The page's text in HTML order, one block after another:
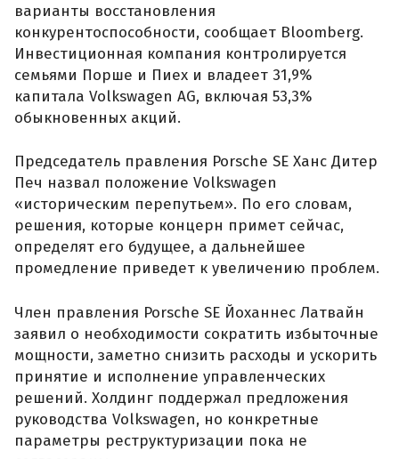
варианты восстановления
конкурентоспособности, сообщает Bloomberg.
Инвестиционная компания контролируется
семьями Порше и Пиех и владеет 31,9%
капитала Volkswagen AG, включая 53,3%
обыкновенных акций.
Председатель правления Porsche SE Ханс Дитер
Печ назвал положение Volkswagen
«историческим перепутьем». По его словам,
решения, которые концерн примет сейчас,
определят его будущее, а дальнейшее
промедление приведет к увеличению проблем.
Член правления Porsche SE Йоханнес Латвайн
заявил о необходимости сократить избыточные
мощности, заметно снизить расходы и ускорить
принятие и исполнение управленческих
решений. Холдинг поддержал предложения
руководства Volkswagen, но конкретные
параметры реструктуризации пока не